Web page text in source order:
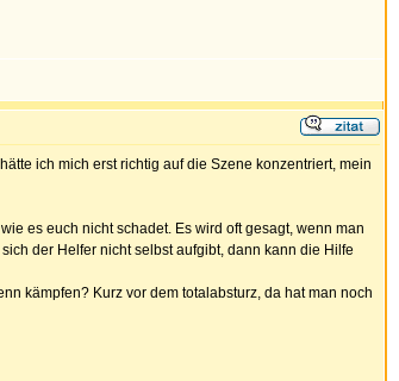
ich mich erst richtig auf die Szene konzentriert, mein
es euch nicht schadet. Es wird oft gesagt, wenn man
der Helfer nicht selbst aufgibt, dann kann die Hilfe
kämpfen? Kurz vor dem totalabsturz, da hat man noch